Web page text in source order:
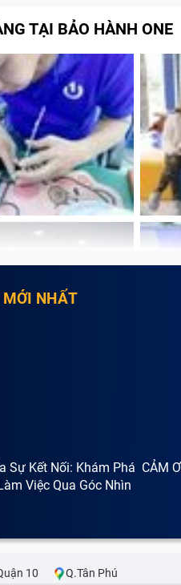
khách hàng tận tình
Tư vấn trước khi đến cửa
Kiểm tra và báo giá
Thực hiện thay mặt kính
Kiểm tra lại và thanh toán
nhược điểm khi
Samsung Note 20 là một
kể so với việc thay toàn bộ
lượng cảm ứng có thể
TẠI BẢO HÀNH ONE
MỚI NHẤT
Sự Kết Nối: Khám Phá
Việc Qua Góc Nhìn
CẢM
10 Q.Tân Phú